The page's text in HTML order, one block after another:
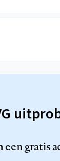
een gratis